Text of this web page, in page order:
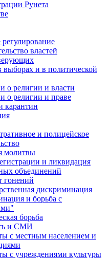
Рунета
властей
выборах и в политической
о религии и власти
о религии и праве
карантин
и полицейское
молитвы
и ликвидация
объединений
гонений
дискриминация
и борьба с
борьба
и СМИ
с местным населением и
с учреждениями культуры